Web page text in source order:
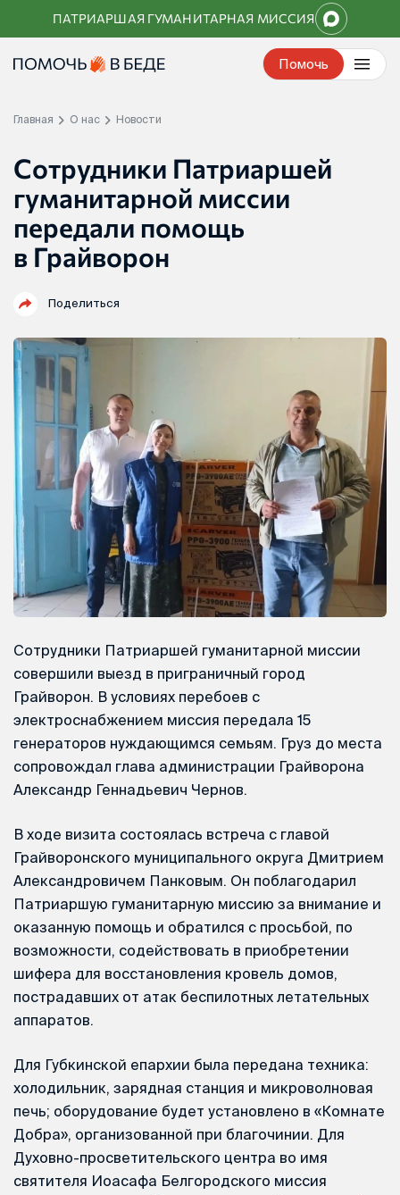
Перейти
к
контенту
ПАТРИАРШАЯ ГУМАНИТАРНАЯ МИССИЯ
Помочь
Главная О нас Новости
Сотрудники Патриаршей
гуманитарной миссии
передали помощь
в Грайворон
Поделиться
Сотрудники Патриаршей гуманитарной миссии
совершили выезд в приграничный город
Грайворон. В условиях перебоев с
электроснабжением миссия передала 15
генераторов нуждающимся семьям. Груз до места
сопровождал глава администрации Грайворона
Александр Геннадьевич Чернов.
В ходе визита состоялась встреча с главой
Грайворонского муниципального округа Дмитрием
Александровичем Панковым. Он поблагодарил
Патриаршую гуманитарную миссию за внимание и
оказанную помощь и обратился с просьбой, по
возможности, содействовать в приобретении
шифера для восстановления кровель домов,
пострадавших от атак беспилотных летательных
аппаратов.
Для Губкинской епархии была передана техника:
холодильник, зарядная станция и микроволновая
печь; оборудование будет установлено в «Комнате
Добра», организованной при благочинии. Для
Духовно-просветительского центра во имя
святителя Иоасафа Белгородского миссия